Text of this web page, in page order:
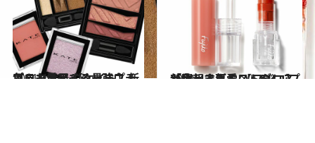
2021.4.18
プロも愛用する最強プチプラコスメ 【ケイト】新色＆人気アイシャドウ
ビューティ＆ヘルス 2021.4.7
「寝起き可愛い」グロスが欲しすぎる 【フジコ】新色＆人気ベスト5リップ
ビューティ＆ヘルス